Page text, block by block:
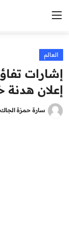
الرئيسية
اخبار مصر
العالم
العالم
إشارات
إعلان هدنة
سارة حمزة الجاك